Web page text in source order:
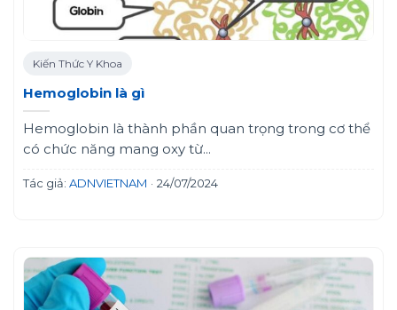
Kiến Thức Y Khoa
Hemoglobin là gì
Hemoglobin là thành phần quan trọng trong cơ thể
có chức năng mang oxy từ...
Tác giả: ADNVIETNAM · 24/07/2024